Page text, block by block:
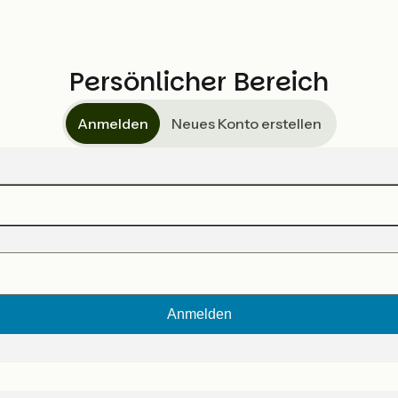
Persönlicher Bereich
Anmelden Neues Konto erstellen